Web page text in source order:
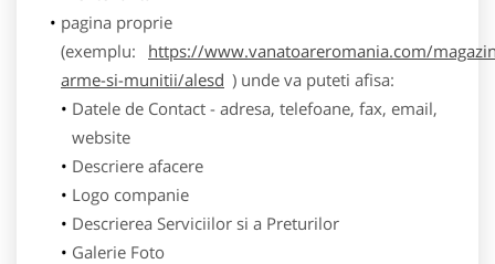
pagina proprie
(exemplu:
https://www.vanatoareromania.com/
arme-si-munitii/alesd ) unde va puteti afisa:
Datele de Contact - adresa, telefoane, fax, email,
website
Descriere afacere
Logo companie
Descrierea Serviciilor si a Preturilor
Galerie Foto